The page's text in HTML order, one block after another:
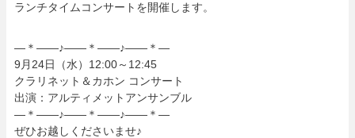
ランチタイムコンサートを開催します。
—＊——♪——＊——♪——＊—
9月24日（水）12:00～12:45
クラリネット＆カホン コンサート
出演：アルティメットアンサンブル
—＊——♪——＊——♪——＊—
ぜひお越しくださいませ♪